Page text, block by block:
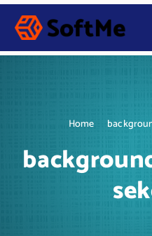
S
p
Home